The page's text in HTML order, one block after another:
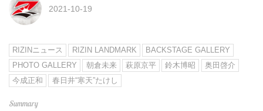
2021-10-19
RIZINニュース RIZIN LANDMARK
BACKSTAGE GALLERY
PHOTO GALLERY
朝倉未来 萩原京平 鈴木博昭
奥田啓介
今成正和
春日井“寒天”たけし